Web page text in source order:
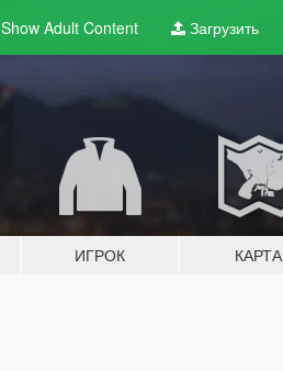
Show Adult Content Загрузить
ИГРОК КАРТА